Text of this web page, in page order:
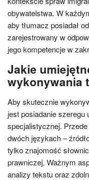
obywatelstwa. W
aby tłumacz posiadał
zarejestrowany w
jego kompetencje w
Jakie
wykonywania
Aby skutecznie
jest posiadanie szeregu
specjalistycznej.
dwóch językach –
tylko znajomość
prawniczej. Ważnym
analizy tekstu oraz